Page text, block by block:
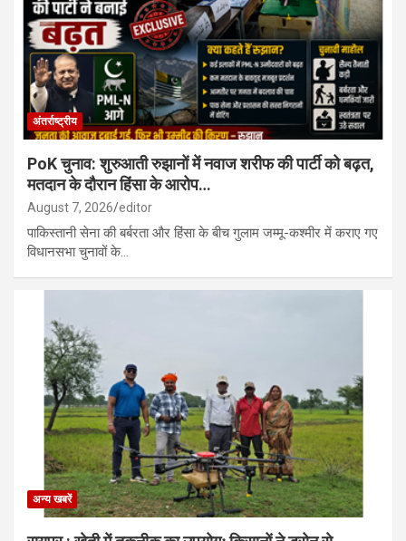
बाद हत्या, पड़ोसी गिरफ्तार…
बालोद : शासकीय उच्चतर माध्यमिक विद्यालय जगन्नाथपुर में मिशन वात्सल्य
एकीकृत बाल संरक्षण सेवाएं जागरूकता कार्यक्रम का किया गया आयोजन…
अंतर्राष्ट्रीय
PoK चुनाव: शुरुआती रुझानों में नवाज शरीफ की पार्टी को बढ़त,
मतदान के दौरान हिंसा के आरोप…
August 7, 2026 editor
पाकिस्तानी सेना की बर्बरता और हिंसा के बीच गुलाम जम्मू-कश्मीर में कराए गए
विधानसभा चुनावों के…
अन्य खबरें